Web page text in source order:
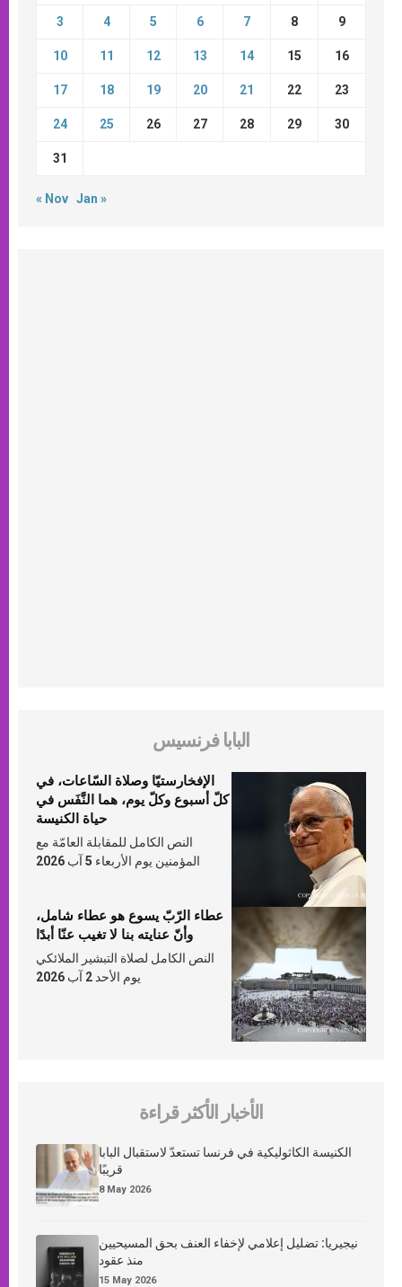
3 4 5 6 7 8 9
10 11 12 13 14 15 16
17 18 19 20 21 22 23
24 25 26 27 28 29 30
31
« Nov Jan »
البابا فرنسيس
الإفخارستيّا وصلاة السّاعات، في
كلّ أسبوع وكلّ يوم، هما النَّفَس في
حياة الكنيسة
النص الكامل للمقابلة العامّة مع
المؤمنين يوم الأربعاء 5 آب 2026
عطاء الرّبّ يسوع هو عطاء شامل،
وأنّ عنايته بنا لا تغيب عنّا أبدًا
النص الكامل لصلاة التبشير الملائكي
يوم الأحد 2 آب 2026
الأخبار الأكثر قراءة
الكنيسة الكاثوليكية في فرنسا تستعدّ لاستقبال البابا
قريبًا
8 May 2026
نيجيريا: تضليل إعلامي لإخفاء العنف بحق المسيحيين
منذ عقود
15 May 2026